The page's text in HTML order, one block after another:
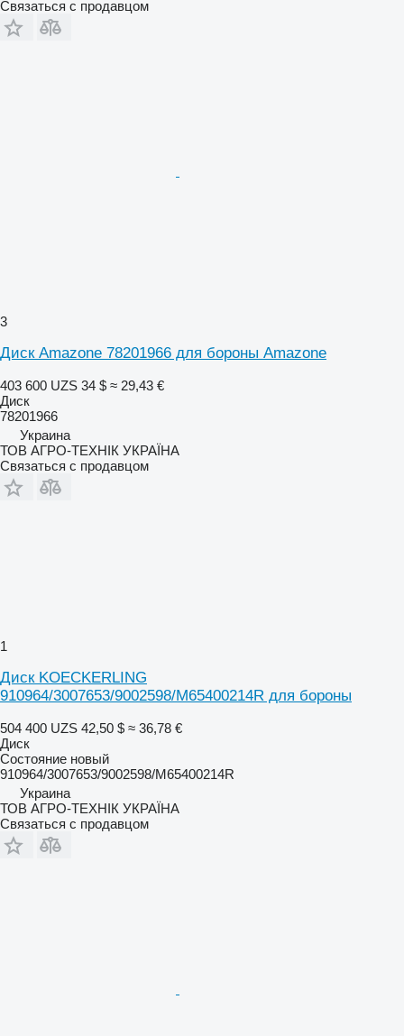
Связаться с продавцом
3
Диск Amazone 78201966 для бороны Amazone
403 600 UZS 34 $ ≈ 29,43 €
Диск
78201966
Украина
ТОВ АГРО-ТЕХНІК УКРАЇНА
Связаться с продавцом
1
Диск KOECKERLING
910964/3007653/9002598/M65400214R для бороны
504 400 UZS 42,50 $ ≈ 36,78 €
Диск
Состояние новый
910964/3007653/9002598/M65400214R
Украина
ТОВ АГРО-ТЕХНІК УКРАЇНА
Связаться с продавцом